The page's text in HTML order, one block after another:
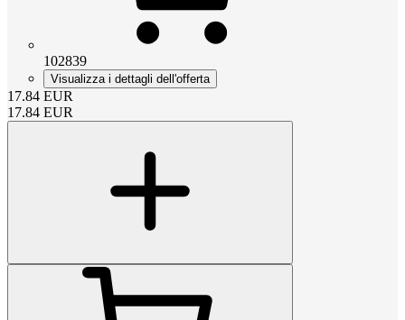
102839
Visualizza i dettagli dell'offerta
17.84 EUR
17.84 EUR